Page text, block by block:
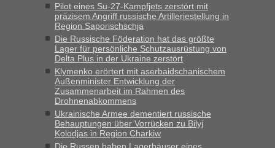
Milliarden aufgedeckt
„Kein Zoll. Du musst an sich nur sagen dass das privat ist
und du nicht damit handeln willst. So lange das nicht
Originalverpackt ist und ersichlich das nicht neu sollte es
keine Probleme geben“
Recht, Visa und Dokumente • Deklaration
gebrauchter Kleidung beim Zoll
„Hallo Leute, ich weiß nicht, ob ich hier richtig bin mit meiner
Anfrage. Ich möchte 4 Umzugskartons mit gebrauchter
Straßen Kleidung bei der Einreise in die Ukraine
Pilot eines Su-27-Kampfjets zerstört mit
präzisem Angriff russische Artilleriestellung in
Region Saporischschja
Die Russische Föderation hat das größte
Lager für persönliche Schutzausrüstung von
Delta Plus in der Ukraine zerstört
Klymenko erörtert mit aserbaidschanischem
Außenminister Entwicklung der
Zusammenarbeit im Rahmen des
Drohnenabkommens
Ukrainische Armee dementiert russische
Behauptungen über Vorrücken zu Bilyj
Kolodjas in Region Charkiw
Die Russen haben Lagerhäuser eines